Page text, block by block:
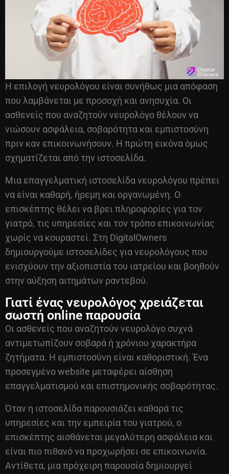
Η επιλογή νευρολόγου είναι συνήθως μια απόφαση
που λαμβάνεται με προσοχή και ανησυχία. Οι
ασθενείς που αναζητούν νευρολόγο θέλουν να
νιώσουν ασφάλεια, σοβαρότητα και εμπιστοσύνη
πριν καν επικοινωνήσουν. Η πρώτη εικόνα όμως
σχηματίζεται από την ιστοσελίδα.
Μια επαγγελματική ιστοσελίδα νευρολόγου πρέπει
να είναι καθαρή, ήρεμη και οργανωμένη. Ο
επισκέπτης θέλει να βρει πληροφορίες για τον
γιατρό, τις υπηρεσίες και τον τρόπο επικοινωνίας
χωρίς να κουραστεί. Στη DigitalOwners
δημιουργούμε ιστοσελίδες για νευρολόγους που
ενισχύουν την αξιοπιστία του ιατρείου και βοηθούν
στην αύξηση αιτημάτων ραντεβού.
Γιατί ένας νευρολόγος χρειάζεται
σωστή online παρουσία
Οι ασθενείς που αναζητούν νευρολόγο συχνά
αντιμετωπίζουν σοβαρά ή χρόνιου χαρακτήρα
ζητήματα. Η εμπιστοσύνη είναι καθοριστική. Ένα
προσεγμένο website μεταφέρει αίσθηση
επαγγελματισμού και επιστημονικής σοβαρότητας.
Όταν η ιστοσελίδα παρουσιάζει καθαρά τις
υπηρεσίες και την εμπειρία του γιατρού, ο
επισκέπτης αισθάνεται μεγαλύτερη ασφάλεια και
είναι πιο πιθανό να προχωρήσει σε επικοινωνία.
Αντίθετα, μια πρόχειρη παρουσία δημιουργεί